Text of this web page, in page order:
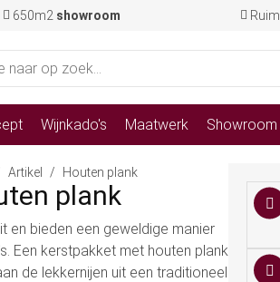
650m2 showroom Ruim
Wijnkado's Maatwerk Showroom
Artikel / Houten plank
plank
en bieden een geweldige manier
Een kerstpakket met houten plank
de lekkernijen uit een traditioneel